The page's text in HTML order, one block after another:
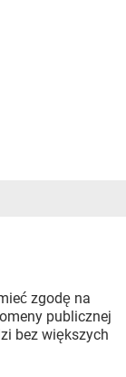
zgodę na
publicznej
bez większych